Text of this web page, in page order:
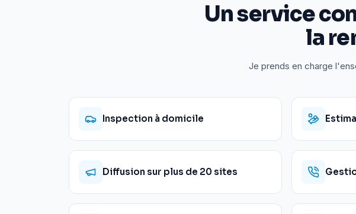
Un service
la
Je prends en charge
Inspection à domicile
Diffusion sur plus de 20 sites